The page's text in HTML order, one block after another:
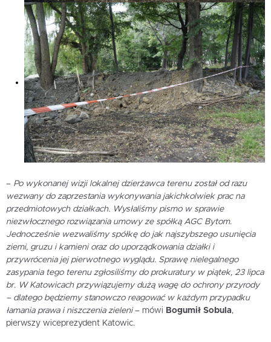
– Po wykonanej wizji lokalnej dzierżawca terenu został od razu
wezwany do zaprzestania wykonywania jakichkolwiek prac na
przedmiotowych działkach. Wysłaliśmy pismo w sprawie
niezwłocznego rozwiązania umowy ze spółką AGC Bytom.
Jednocześnie wezwaliśmy spółkę do jak najszybszego usunięcia
ziemi, gruzu i kamieni oraz do uporządkowania działki i
przywrócenia jej pierwotnego wyglądu. Sprawę nielegalnego
zasypania tego terenu zgłosiliśmy do prokuratury w piątek, 23 lipca
br. W Katowicach przywiązujemy dużą wagę do ochrony przyrody
– dlatego będziemy stanowczo reagować w każdym przypadku
łamania prawa i niszczenia zieleni– mówi Bogumił Sobula,
pierwszy wiceprezydent Katowic.